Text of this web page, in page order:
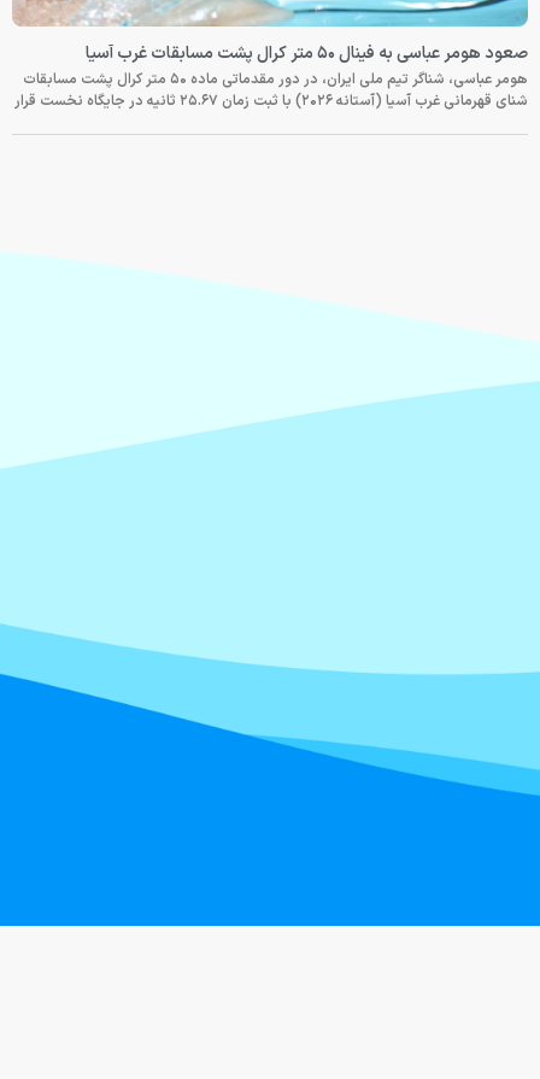
صعود هومر عباسی به فینال ۵۰ متر کرال پشت مسابقات غرب آسیا
هومر عباسی، شناگر تیم ملی ایران، در دور مقدماتی ماده ۵۰ متر کرال پشت مسابقات
شنای قهرمانی غرب آسیا (آستانه ۲۰۲۶) با ثبت زمان ۲۵.۶۷ ثانیه در جایگاه نخست قرار